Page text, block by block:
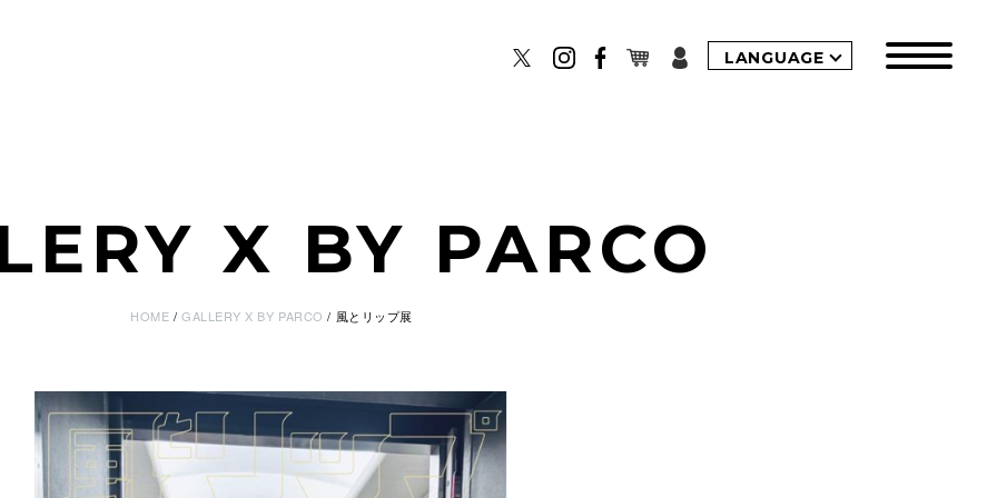
LANGUAGE
X BY PARCO
HOME GALLERY X BY PARCO 風とリップ展